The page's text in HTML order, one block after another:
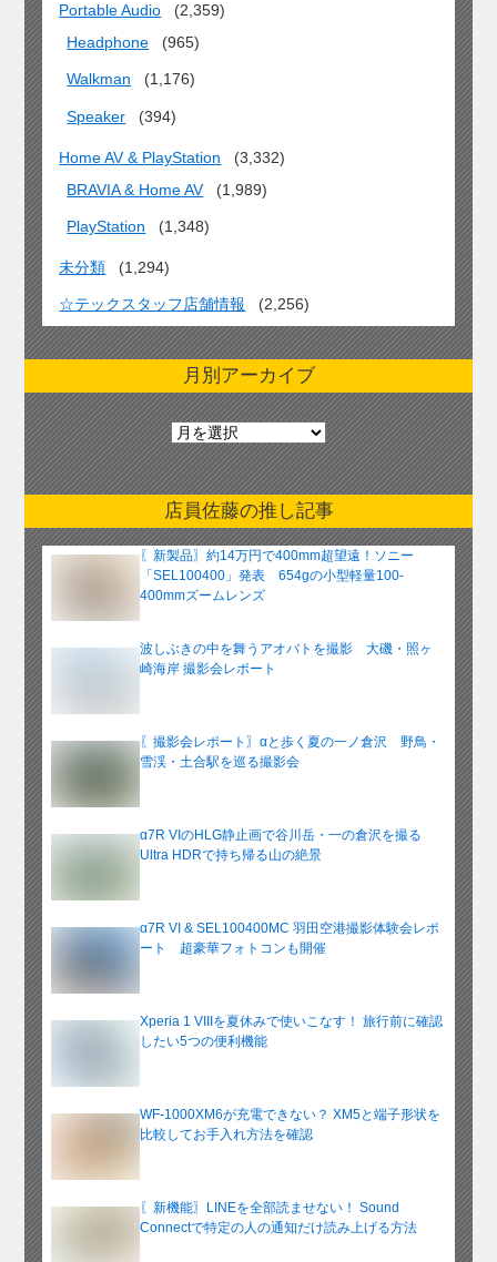
Portable Audio
(2,359)
Headphone
(965)
Walkman (1,176)
Speaker (394)
Home AV & PlayStation
(3,332)
BRAVIA & Home AV
(1,989)
PlayStation (1,348)
未分類 (1,294)
☆テックスタッフ店舗情報 (2,256)
月別アーカイブ
月
別
ア
ー
カ
イ
ブ
店員佐藤の推し記事
〖新製品〗約14万円で400mm超望遠！ソニー
「SEL100400」発表 654gの小型軽量100-
400mmズームレンズ
波しぶきの中を舞うアオバトを撮影 大磯・照ヶ
崎海岸 撮影会レポート
〖撮影会レポート〗αと歩く夏の一ノ倉沢 野鳥・
雪渓・土合駅を巡る撮影会
α7R VIのHLG静止画で谷川岳・一の倉沢を撮る
Ultra HDRで持ち帰る山の絶景
α7R VI & SEL100400MC 羽田空港撮影体験会レポ
ート 超豪華フォトコンも開催
Xperia 1 VIIIを夏休みで使いこなす！ 旅行前に確認
したい5つの便利機能
WF-1000XM6が充電できない？ XM5と端子形状を
比較してお手入れ方法を確認
〖新機能〗LINEを全部読ませない！ Sound
Connectで特定の人の通知だけ読み上げる方法